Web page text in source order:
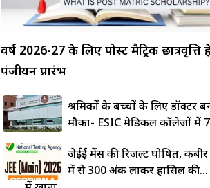
लोहे की
कड़ाही
वर्ष 2026-27 के लिए पोस्ट मैट्रिक
पंजीयन प्रारंभ
श्रमिकों के बच्चों के लिए डॉक्टर
मौका- ESIC मेडिकल कॉलेजों में
जेईई मेंस की रिजल्ट घोषित,
में से 300 अंक लाकर हासिल की...